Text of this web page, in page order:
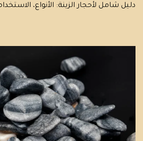
دليل شامل لأحجار الزينة: الأنواع،